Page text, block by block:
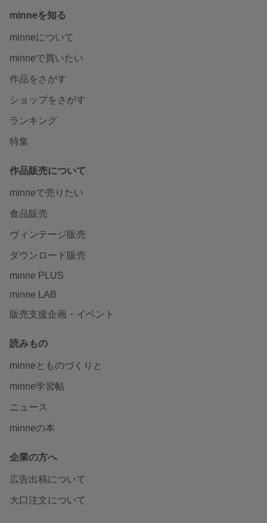
minneを知る
minneについて
minneで買いたい
作品をさがす
ショップをさがす
ランキング
特集
作品販売について
minneで売りたい
食品販売
ヴィンテージ販売
ダウンロード販売
minne PLUS
minne LAB
販売支援企画・イベント
読みもの
minneとものづくりと
minne学習帖
ニュース
minneの本
企業の方へ
広告出稿について
大口注文について